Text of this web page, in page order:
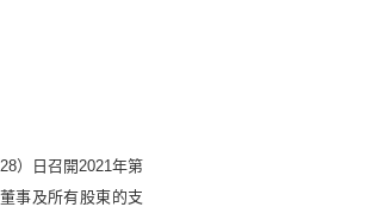
28）日召開2021年第
董事及所有股東的支